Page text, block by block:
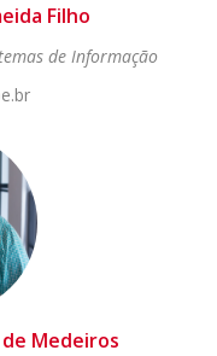
Filho
de Informação
Medeiros